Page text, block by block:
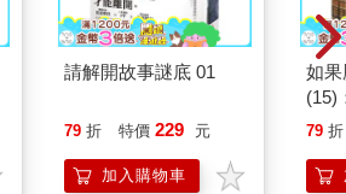
請解開故事謎底 01
79 折 特價 229 元
加入購物車
如
(15)
貓
79 折